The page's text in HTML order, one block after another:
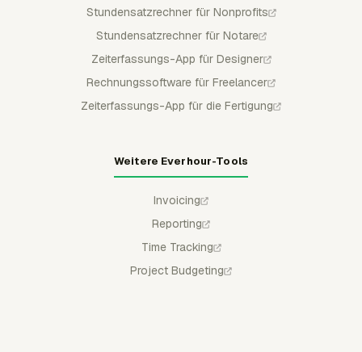
Stundensatzrechner für Nonprofits
Stundensatzrechner für Notare
Zeiterfassungs-App für Designer
Rechnungssoftware für Freelancer
Zeiterfassungs-App für die Fertigung
Weitere Everhour-Tools
Invoicing
Reporting
Time Tracking
Project Budgeting